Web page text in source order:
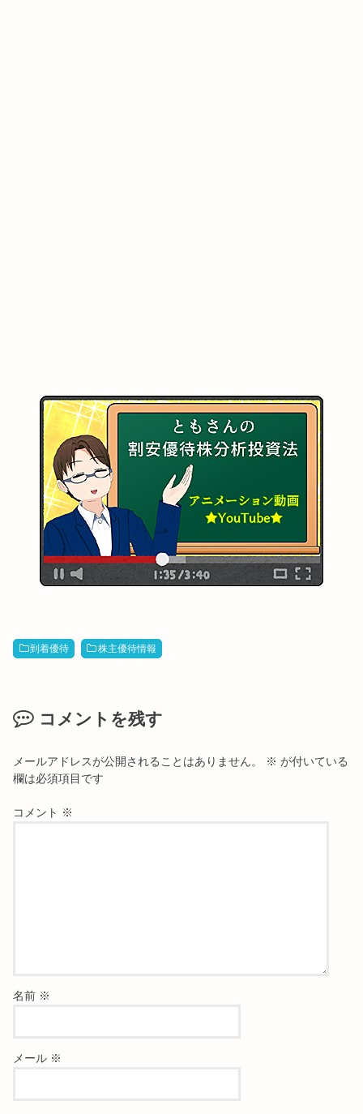
到着優待 株主優待情報
コメントを残す
メールアドレスが公開されることはありません。 ※ が付いている
欄は必須項目です
コメント ※
名前 ※
メール ※